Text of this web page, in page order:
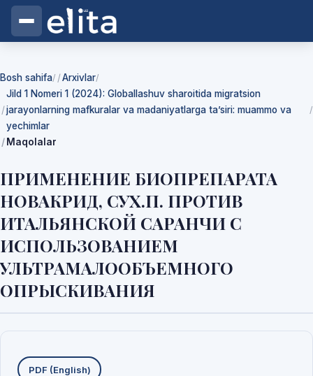
Bosh sahifa/ Arxivlar/
Jild 1 Nomeri 1 (2024): Globallashuv sharoitida migratsion
jarayonlarning mafkuralar va madaniyatlarga ta’siri: muammo va
yechimlar
/
Maqolalar
ПРИМЕНЕНИЕ БИОПРЕПАРАТА
НОВАКРИД, СУХ.П. ПРОТИВ
ИТАЛЬЯНСКОЙ САРАНЧИ С
ИСПОЛЬЗОВАНИЕМ
УЛЬТРАМАЛООБЪЕМНОГО
ОПРЫСКИВАНИЯ
Yuklab olishlar
PDF (English)